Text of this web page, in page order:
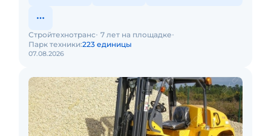
07.08.2026
Стройтехнотранс 7 лет на площадке
Парк техники:223 единицы